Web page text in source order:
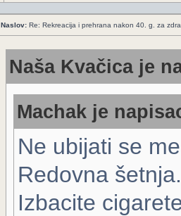
Naslov: Re: Rekreacija i prehrana nakon 40. g. za
Naša Kvačica je
Machak je
Ne ubijati se
Redovna šetnja.
Izbacite